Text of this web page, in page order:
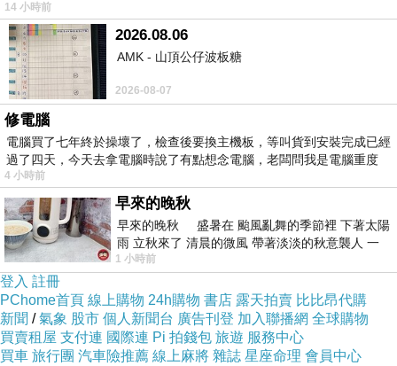
14 小時前
2026.08.06
AMK - 山頂公仔波板糖
2026-08-07
修電腦
電腦買了七年終於操壞了，檢查後要換主機板，等叫貨到安裝完成已經
過了四天，今天去拿電腦時說了有點想念電腦，老闆問我是電腦重度
4 小時前
早來的晚秋
早來的晚秋 盛暑在 颱風亂舞的季節裡 下著太陽
雨 立秋來了 清晨的微風 帶著淡淡的秋意襲人 一
下子 又被赤
1 小時前
登入 註冊
PChome首頁 線上購物 24h購物 書店 露天拍賣 比比昂代購
新聞 /氣象 股市 個人新聞台 廣告刊登 加入聯播網 全球購物
買賣租屋 支付連 國際連 Pi 拍錢包 旅遊 服務中心
買車 旅行團 汽車險推薦 線上麻將 雜誌 星座命理 會員中心